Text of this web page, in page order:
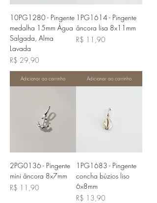
10PG1280 - Pingente
medalha 15mm Água
Salgada, Alma
Lavada
Preço
R$ 29,90
Adicionar ao carrinho
1PG1614 - Pingente
âncora lisa 8x11mm
Preço
R$ 11,90
Adicionar ao carrinho
2PG0136 - Pingente
mini âncora 8x7mm
Preço
R$ 11,90
1PG1683 - Pingente
concha búzios liso
6x8mm
Preço
R$ 13,90